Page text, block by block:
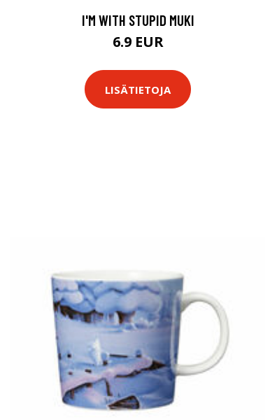
I'M WITH STUPID MUKI
6.9 EUR
LISÄTIETOJA